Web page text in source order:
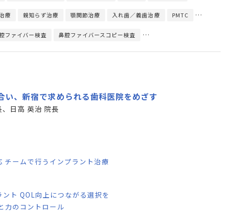
療 親知らず治療 顎関節治療 入れ歯／義歯治療 PMTC クリーニング
ファイバー検査 鼻腔ファイバースコピー検査 唾液検査（サリバテスト）
い、新宿で求められる歯科医院をめざす
日高 英治 院長
チームで行うインプラント治療
ト QOL向上につながる選択を
力のコントロール